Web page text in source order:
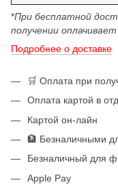
*При бесплатной
получении
Подробнее о доставке
🛒 Оплата при
Оплата картой в
Картой он-лайн
🏦 Безналичными
Безналичный для
Apple Pay